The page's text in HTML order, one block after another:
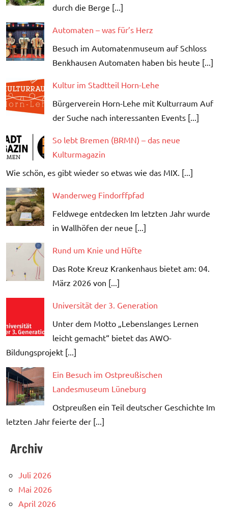
durch die Berge [...]
Automaten – was für’s Herz
Besuch im Automatenmuseum auf Schloss
Benkhausen Automaten haben bis heute [...]
Kultur im Stadtteil Horn-Lehe
Bürgerverein Horn-Lehe mit Kulturraum Auf
der Suche nach interessanten Events [...]
So lebt Bremen (BRMN) – das neue
Kulturmagazin
Wie schön, es gibt wieder so etwas wie das MIX. [...]
Wanderweg Findorffpfad
Feldwege entdecken Im letzten Jahr wurde
in Wallhöfen der neue [...]
Rund um Knie und Hüfte
Das Rote Kreuz Krankenhaus bietet am: 04.
März 2026 von [...]
Universität der 3. Generation
Unter dem Motto „Lebenslanges Lernen
leicht gemacht“ bietet das AWO-
Bildungsprojekt [...]
Ein Besuch im Ostpreußischen
Landesmuseum Lüneburg
Ostpreußen ein Teil deutscher Geschichte Im
letzten Jahr feierte der [...]
Archiv
Juli 2026
Mai 2026
April 2026